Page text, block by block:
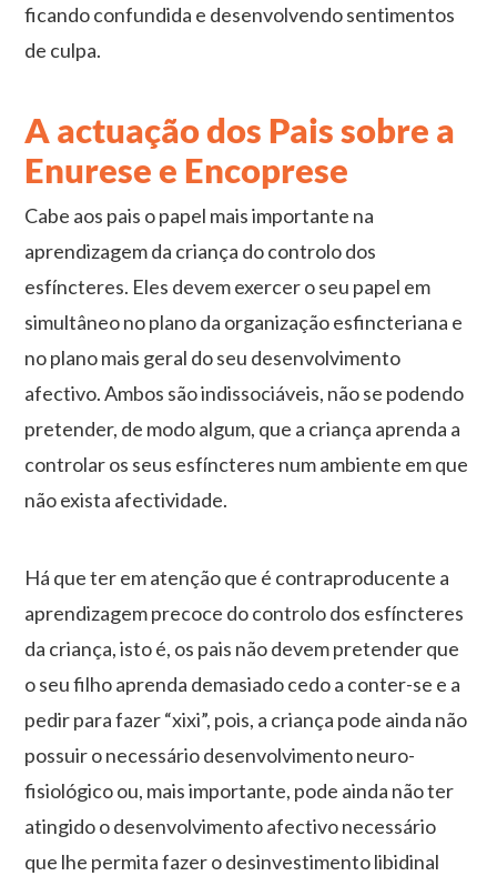
ficando confundida e desenvolvendo sentimentos
de culpa.
A actuação dos Pais sobre a
Enurese e Encoprese
Cabe aos pais o papel mais importante na
aprendizagem da criança do controlo dos
esfíncteres. Eles devem exercer o seu papel em
simultâneo no plano da organização esfincteriana e
no plano mais geral do seu desenvolvimento
afectivo. Ambos são indissociáveis, não se podendo
pretender, de modo algum, que a criança aprenda a
controlar os seus esfíncteres num ambiente em que
não exista afectividade.
Há que ter em atenção que é contraproducente a
aprendizagem precoce do controlo dos esfíncteres
da criança, isto é, os pais não devem pretender que
o seu filho aprenda demasiado cedo a conter-se e a
pedir para fazer “xixi”, pois, a criança pode ainda não
possuir o necessário desenvolvimento neuro-
fisiológico ou, mais importante, pode ainda não ter
atingido o desenvolvimento afectivo necessário
que lhe permita fazer o desinvestimento libidinal